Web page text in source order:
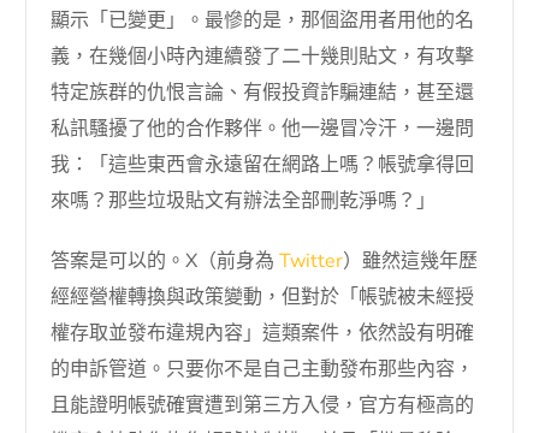
顯示「已變更」。最慘的是，那個盜用者用他的名
義，在幾個小時內連續發了二十幾則貼文，有攻擊
特定族群的仇恨言論、有假投資詐騙連結，甚至還
私訊騷擾了他的合作夥伴。他一邊冒冷汗，一邊問
我：「這些東西會永遠留在網路上嗎？帳號拿得回
來嗎？那些垃圾貼文有辦法全部刪乾淨嗎？」
答案是可以的。X（前身為Twitter）雖然這幾年歷
經經營權轉換與政策變動，但對於「帳號被未經授
權存取並發布違規內容」這類案件，依然設有明確
的申訴管道。只要你不是自己主動發布那些內容，
且能證明帳號確實遭到第三方入侵，官方有極高的